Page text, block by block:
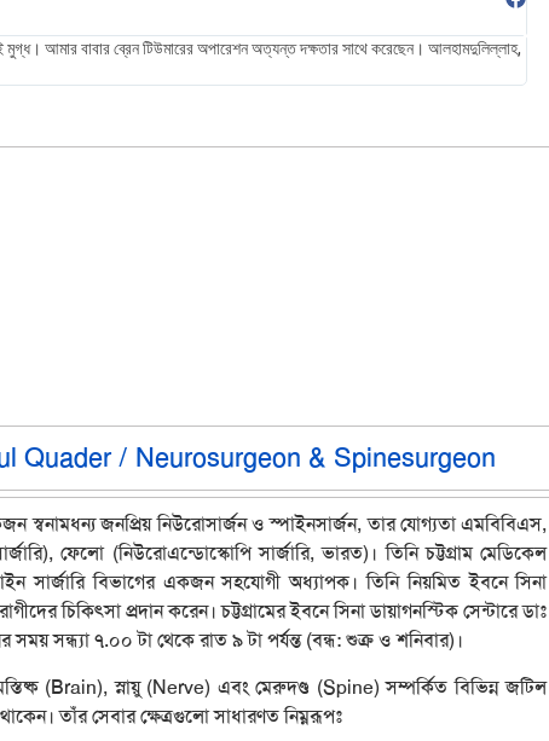
আমার বাবার ব্রেন টিউমারের অপারেশন অত্যন্ত দক্ষতার সাথে করেছেন। আলহামদুলিল্লাহ,
Quader / Neurosurgeon & Spinesurgeon
স্বনামধন্য জনপ্রিয় নিউরোসার্জন ও স্পাইনসার্জন, তার যোগ্যতা এমবিবিএস,
ফেলো (নিউরোএন্ডোস্কোপি সার্জারি, ভারত)। তিনি চট্টগ্রাম মেডিকেল
সার্জারি বিভাগের একজন সহযোগী অধ্যাপক। তিনি নিয়মিত ইবনে সিনা
চিকিৎসা প্রদান করেন। চট্টগ্রামের ইবনে সিনা ডায়াগনস্টিক সেন্টারে ডাঃ
সন্ধ্যা ৭.০০ টা থেকে রাত ৯ টা পর্যন্ত (বন্ধ: শুক্র ও শনিবার)।
(Brain), স্নায়ু (Nerve) এবং মেরুদণ্ড (Spine) সম্পর্কিত বিভিন্ন জটিল
তাঁর সেবার ক্ষেত্রগুলো সাধারণত নিম্নরূপঃ